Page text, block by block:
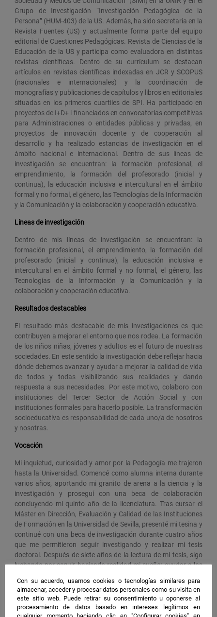
Grupo de Investigación “Investigación Pedagógica de la
Persona” (HUM-403) de la US. Además, ha sido secretaria en la
Revista Fuentes (US) y actualmente forma parte del equipo
editorial de Cuestiones Pedagógicas. Revista de Ciencias de la
Educación de la US y participa como evaluadora en distintas
revistas científicas. Dentro de su currículum se destacan
artículos en revistas científicas indexadas en JCR y SCOPUS
(nacionales e internacionales) y la coordinación de
monografías y publicaciones de capítulos y libros en editoriales
situadas en los primeros cuartiles de SPI. Ha participado en
proyectos de I+D+ i financiados en convocatorias competitivas
para Administraciones o entidades públicas y privadas, en
proyectos de innovación docente y de cooperación al
desarrollo y ha realizado estancias de investigación en el
ámbito nacional e internacional. Dentro de sus líneas de
investigación se encuentran: la formación profesional, el
emprendimiento, la formación del profesorado (inicial y
continua), la educación inclusiva e intercultural en el ámbito
formal y no formal, el género, las Tecnologías de la Información
y la Comunicación y la colaboración y cooperación educativa.
Líneas de investigación
Dentro de mis líneas de investigación se encuentran: la
formación profesional, el emprendimiento, la formación del
profesorado (inicial y continua), la educación inclusiva e
intercultural en el ámbito formal y no formal, el género, las
Tecnologías de la Información y la Comunicación y la
colaboración y cooperación educativa.
Resultados destacables
El resultado más destacable de mis investigaciones es que
contribuyen a mejorar el entorno que nos rodea. La formación
de los niños niñas, jóvenes y adultos es el futuro de nuestras
sociedades. En este sentido la investigación debe reflejar hacia
dónde debemos avanzar y ayudar a mejorar la calidad de vida
de todos y todas visibilizando sus realidades y dando
respuesta a sus necesidades. Por este motivo, colaboro con
instituciones del Tercer Sector de Acción Social y con
instituciones formales para hacerlo posible. La transformación
socioeducativa es responsabilidad de cada uno/a de nosotros
y nosotras.
Vocación
Mi inquietud, curiosidad y amor por la Pedagogía me trajeron
hasta la Universidad. Comencé como alumna interna durante
varios años, aportando mi granito de arena a la ciencia y la
investigación y proseguí con una beca de colaboración
concluyendo mi quinto año de la licenciatura. Tras cursar el
Máster en Dirección, Evaluación y Calidad de las Instituciones
de Formación en la Universidad de Sevilla, presenté mi tesina y
continué con una beca de investigación durante cuatro años
que me permitieron seguir investigando y realizar mi tesis
doctoral. Después de siete años de la lectura de mi tesis, sigo
luchando por seguir haciendo realidad mi sueño: ayudar a los
ámbito universitario.
Deseo científico
Con su acuerdo, usamos cookies o tecnologías similares para
almacenar, acceder y procesar datos personales como su visita en
este sitio web. Puede retirar su consentimiento u oponerse al
procesamiento de datos basado en intereses legítimos en
cualquier momento haciendo clic en "Configurar cookies" en